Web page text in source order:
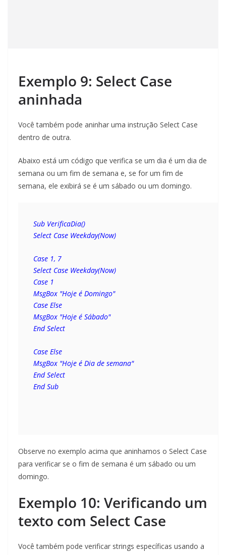
Exemplo 9: Select Case
aninhada
Você também pode aninhar uma instrução Select Case
dentro de outra.
Abaixo está um código que verifica se um dia é um dia de
semana ou um fim de semana e, se for um fim de
semana, ele exibirá se é um sábado ou um domingo.
Sub VerificaDia()
Select Case Weekday(Now)
Case 1, 7
Select Case Weekday(Now)
Case 1
MsgBox "Hoje é Domingo"
Case Else
MsgBox "Hoje é Sábado"
End Select
Case Else
MsgBox "Hoje é Dia de semana"
End Select
End Sub
Observe no exemplo acima que aninhamos o Select Case
para verificar se o fim de semana é um sábado ou um
domingo.
Exemplo 10: Verificando um
texto com Select Case
Você também pode verificar strings específicas usando a